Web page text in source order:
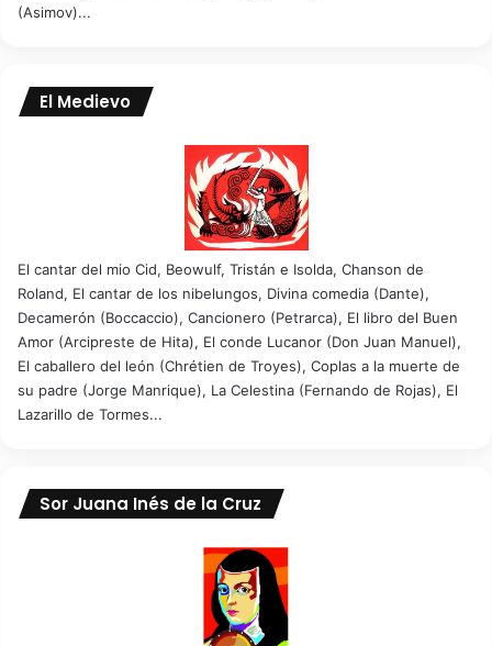
(Asimov)...
El Medievo
El cantar del mio Cid, Beowulf, Tristán e Isolda, Chanson de
Roland, El cantar de los nibelungos, Divina comedia (Dante),
Decamerón (Boccaccio), Cancionero (Petrarca), El libro del Buen
Amor (Arcipreste de Hita), El conde Lucanor (Don Juan Manuel),
El caballero del león (Chrétien de Troyes), Coplas a la muerte de
su padre (Jorge Manrique), La Celestina (Fernando de Rojas), El
Lazarillo de Tormes...
Sor Juana Inés de la Cruz